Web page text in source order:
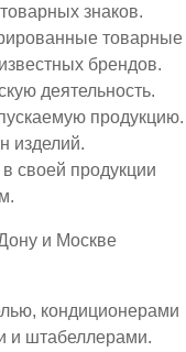
знаков.
товарные
брендов.
деятельность.
продукцию.
изделий.
своей продукции
и Москве
кондиционерами
и штабеллерами.